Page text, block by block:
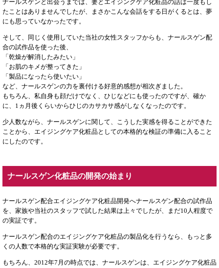
ナールスゲンと出会うまでは、妻とエイジングケア化粧品の話は一度もし
たことはありませんでしたが、まさかこんな会話をする日がくるとは、夢
にも思っていなかったです。
そして、同じく使用していた当社の女性スタッフからも、ナールスゲン配
合の試作品を使った後、
「乾燥が解消したみたい」
「お肌のキメが整ってきた」
「製品になったら使いたい」
など、ナールスゲンの力を裏付ける好意的感想が相次ぎました。
もちろん、私自身も顔だけでなく、ひじなどにも使ったのですが、確か
に、1ヵ月後くらいからひじのカサカサ感がしなくなったのです。
少人数ながら、ナールスゲンに関して、こうした実感を得ることができた
ことから、エイジングケア化粧品としての本格的な検証の準備に入ること
にしたのです。
ナールスゲン化粧品の開発の始まり
ナールスゲン配合エイジングケア化粧品開発へナールスゲン配合の試作品
を、家族や当社のスタッフで試した結果は上々でしたが、まだ10人程度で
の実証です。
ナールスゲン配合のエイジングケア化粧品の製品化を行うなら、もっと多
くの人数で本格的な実証実験が必要です。
もちろん、2012年7月の時点では、ナールスゲンは、エイジングケア化粧品